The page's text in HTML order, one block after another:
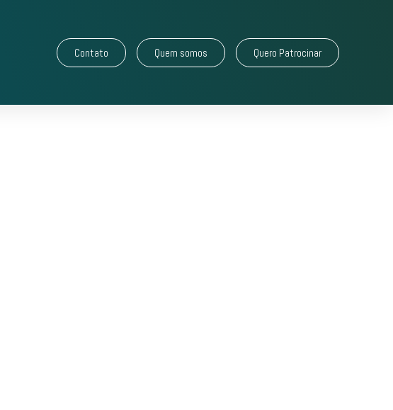
Contato Quem somos Quero Patrocinar